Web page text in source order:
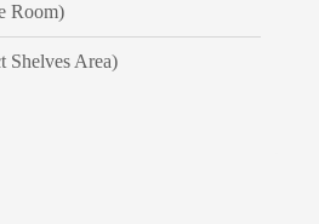
Room)
Shelves Area)